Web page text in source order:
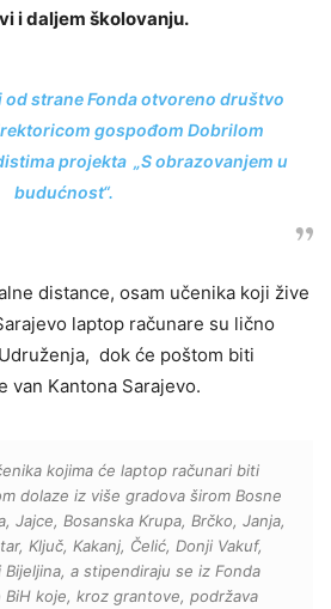
i daljem školovanju.
strane Fonda otvoreno društvo
gospođom Dobrilom
projekta „S obrazovanjem u
budućnost“.
distance, osam učenika koji žive
laptop računare su lično
dok će poštom biti
van Kantona Sarajevo.
kojima će laptop računari biti
dolaze iz više gradova širom Bosne
Jajce, Bosanska Krupa, Brčko, Janja,
Ključ, Kakanj, Čelić, Donji Vakuf,
Bijeljina, a stipendiraju se iz Fonda
koje, kroz grantove, podržava